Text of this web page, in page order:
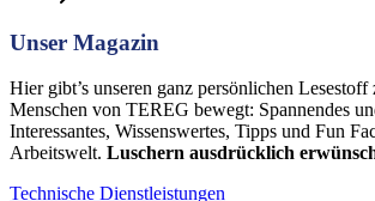
Unser Magazin
Hier gibt’s unseren ganz persönlichen
Menschen von TEREG bewegt: Spannendes
Interessantes, Wissenswertes, Tipps und Fun
Arbeitswelt. Luschern ausdrücklich
Technische Dienstleistungen